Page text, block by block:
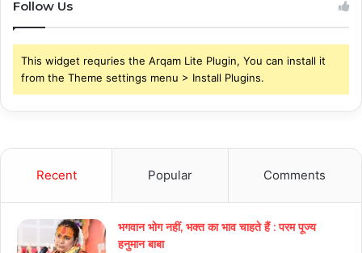
Follow Us
This widget requries the Arqam Lite Plugin, You can install it
from the Theme settings menu > Install Plugins.
Recent Popular Comments
भगवान भोग नहीं, भक्त का भाव चाहते हैं : परम पूज्य
हनुमान बाबा